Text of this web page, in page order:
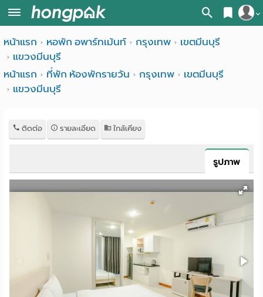
สมัครสมาชิก
หน้า
ค้นหา
ค้นจากสถานีรถไฟฟ้า
พาร์
หน้าแรก หอพัก อพาร์ทเม้นท์ กรุงเทพ
เขตมีนบุรี
แขวงมีนบุรี
หน้าแรก
ที่พัก ห้องพักรายวัน กรุงเทพ
เขตมีนบุรี
แขวงมีนบุรี
ติดต่อ รายละเอียด ใกล้เคียง
รูปภาพ